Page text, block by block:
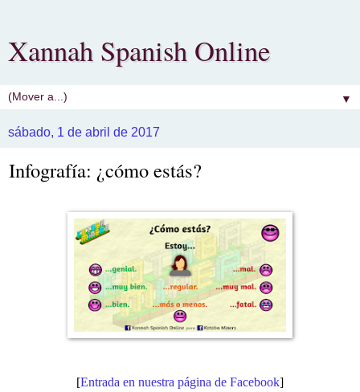
Xannah Spanish Online
▼
sábado, 1 de abril de 2017
Infografía: ¿cómo estás?
[Entrada en nuestra página de Facebook]